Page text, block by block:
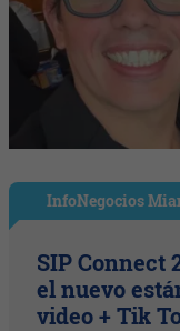
InfoNegocios
SIP Connect
el nuevo
video + Tik